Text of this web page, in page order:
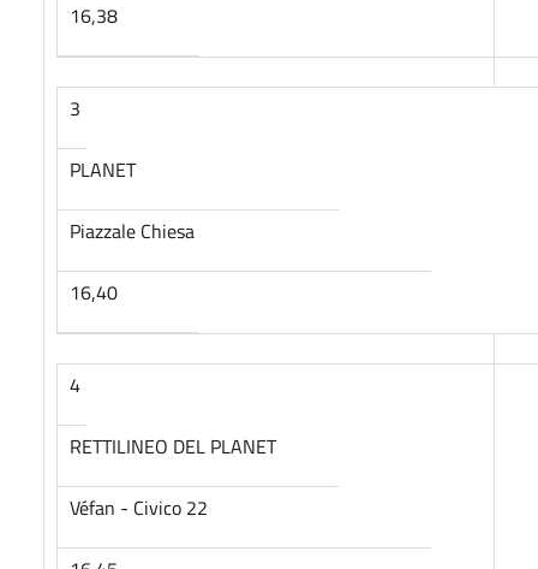
16,38
3
PLANET
Piazzale Chiesa
16,40
4
RETTILINEO DEL PLANET
Véfan - Civico 22